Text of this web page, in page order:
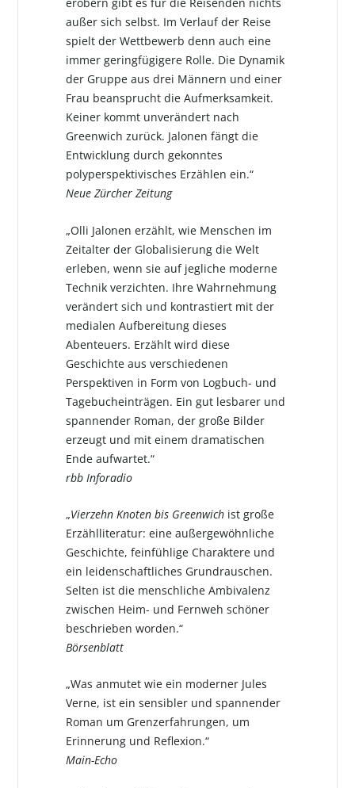
außer sich selbst. Im Verlauf der Reise
spielt der Wettbewerb denn auch eine
immer geringfügigere Rolle. Die Dynamik
der Gruppe aus drei Männern und einer
Frau beansprucht die Aufmerksamkeit.
Keiner kommt unverändert nach
Greenwich zurück. Jalonen fängt die
Entwicklung durch gekonntes
polyperspektivisches Erzählen ein.“
Neue Zürcher Zeitung
„Olli Jalonen erzählt, wie Menschen im
Zeitalter der Globalisierung die Welt
erleben, wenn sie auf jegliche moderne
Technik verzichten. Ihre Wahrnehmung
verändert sich und kontrastiert mit der
medialen Aufbereitung dieses
Abenteuers. Erzählt wird diese
Geschichte aus verschiedenen
Perspektiven in Form von Logbuch- und
Tagebucheinträgen. Ein gut lesbarer und
spannender Roman, der große Bilder
erzeugt und mit einem dramatischen
Ende aufwartet.“
rbb Inforadio
„Vierzehn Knoten bis Greenwichist große
Erzählliteratur: eine außergewöhnliche
Geschichte, feinfühlige Charaktere und
ein leidenschaftliches Grundrauschen.
Selten ist die menschliche Ambivalenz
zwischen Heim- und Fernweh schöner
beschrieben worden.“
Börsenblatt
„Was anmutet wie ein moderner Jules
Verne, ist ein sensibler und spannender
Roman um Grenzerfahrungen, um
Erinnerung und Reflexion.“
Main-Echo